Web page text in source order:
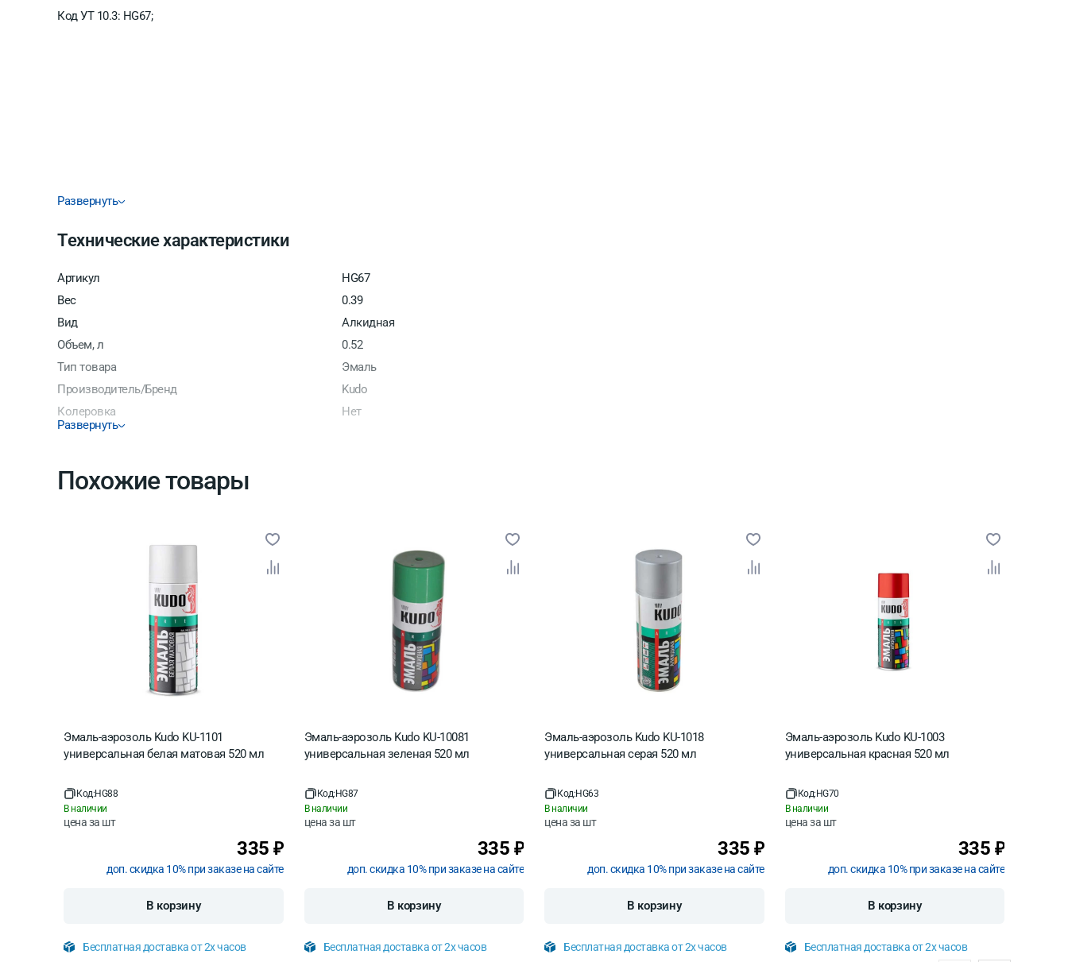
Код УТ 10.3: HG67;
Развернуть
Технические характеристики
Артикул
HG67
Вес
0.39
Вид
Алкидная
Объем, л
0.52
Тип товара
Эмаль
Производитель/Бренд
Kudo
Колеровка
Нет
Срок годности
Страна производитель
Развернуть
Похожие товары
Эмаль-аэрозоль Kudo KU-1101
универсальная белая матовая 520 мл
Код:HG88
В наличии
цена за шт
335 ₽
доп. скидка 10% при заказе на сайте
В корзину
Бесплатная доставка от 2х часов
Эмаль-аэрозоль Kudo KU-10081
универсальная зеленая 520 мл
Код:HG87
В наличии
цена за шт
335 ₽
доп. скидка 10% при заказе на сайте
В корзину
Бесплатная доставка от 2х часов
Эмаль-аэрозоль Kudo KU-1018
универсальная серая 520 мл
Код:HG63
В наличии
цена за шт
335 ₽
доп. скидка 10% при заказе на сайте
В корзину
Бесплатная доставка от 2х часов
Эмаль-аэрозоль Kudo KU-1003
универсальная красная 520 мл
Код:HG70
В наличии
цена за шт
335 ₽
доп. скидка 10% при заказе на сайте
В корзину
Бесплатная доставка от 2х часов